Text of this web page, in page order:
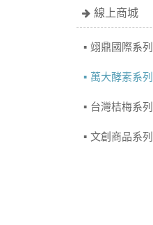
線上商城
翊鼎國際系列
萬大酵素系列
台灣桔梅系列
文創商品系列